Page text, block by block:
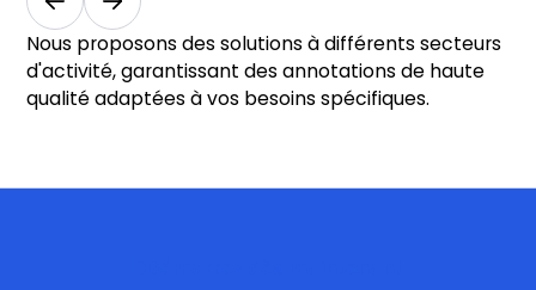
Nous proposons des solutions à différents secteurs
d'activité, garantissant des annotations de haute
qualité adaptées à vos besoins spécifiques.